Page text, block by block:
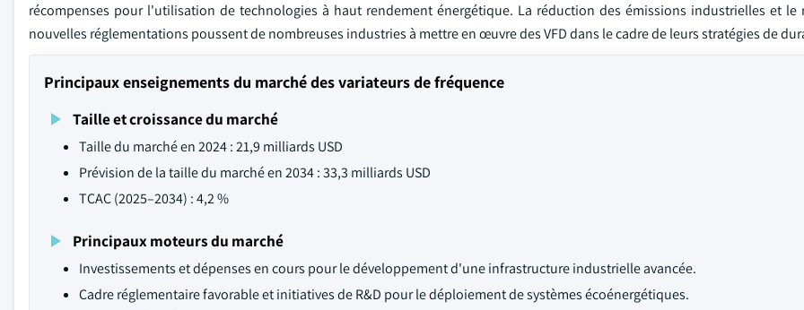
récompenses pour l'utilisation de technologies à haut rendement énergétique. La réduction des émissions industrielles et le
nouvelles réglementations poussent de nombreuses industries à mettre en œuvre des VFD dans le cadre de leurs stratégies de
Principaux enseignements du marché des variateurs de fréquence
Taille et croissance du marché
Taille du marché en 2024 : 21,9 milliards USD
Prévision de la taille du marché en 2034 : 33,3 milliards USD
TCAC (2025–2034) : 4,2 %
Principaux moteurs du marché
Investissements et dépenses en cours pour le développement d'une infrastructure industrielle avancée.
Cadre réglementaire favorable et initiatives de R&D pour le déploiement de systèmes écoénergétiques.